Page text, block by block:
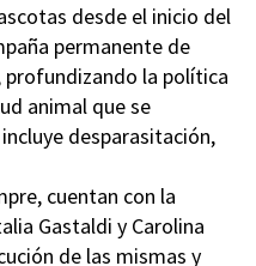
desde el inicio del
permanente de
la política
animal que se
desparasitación,
cuentan con la
Gastaldi y Carolina
de las mismas y